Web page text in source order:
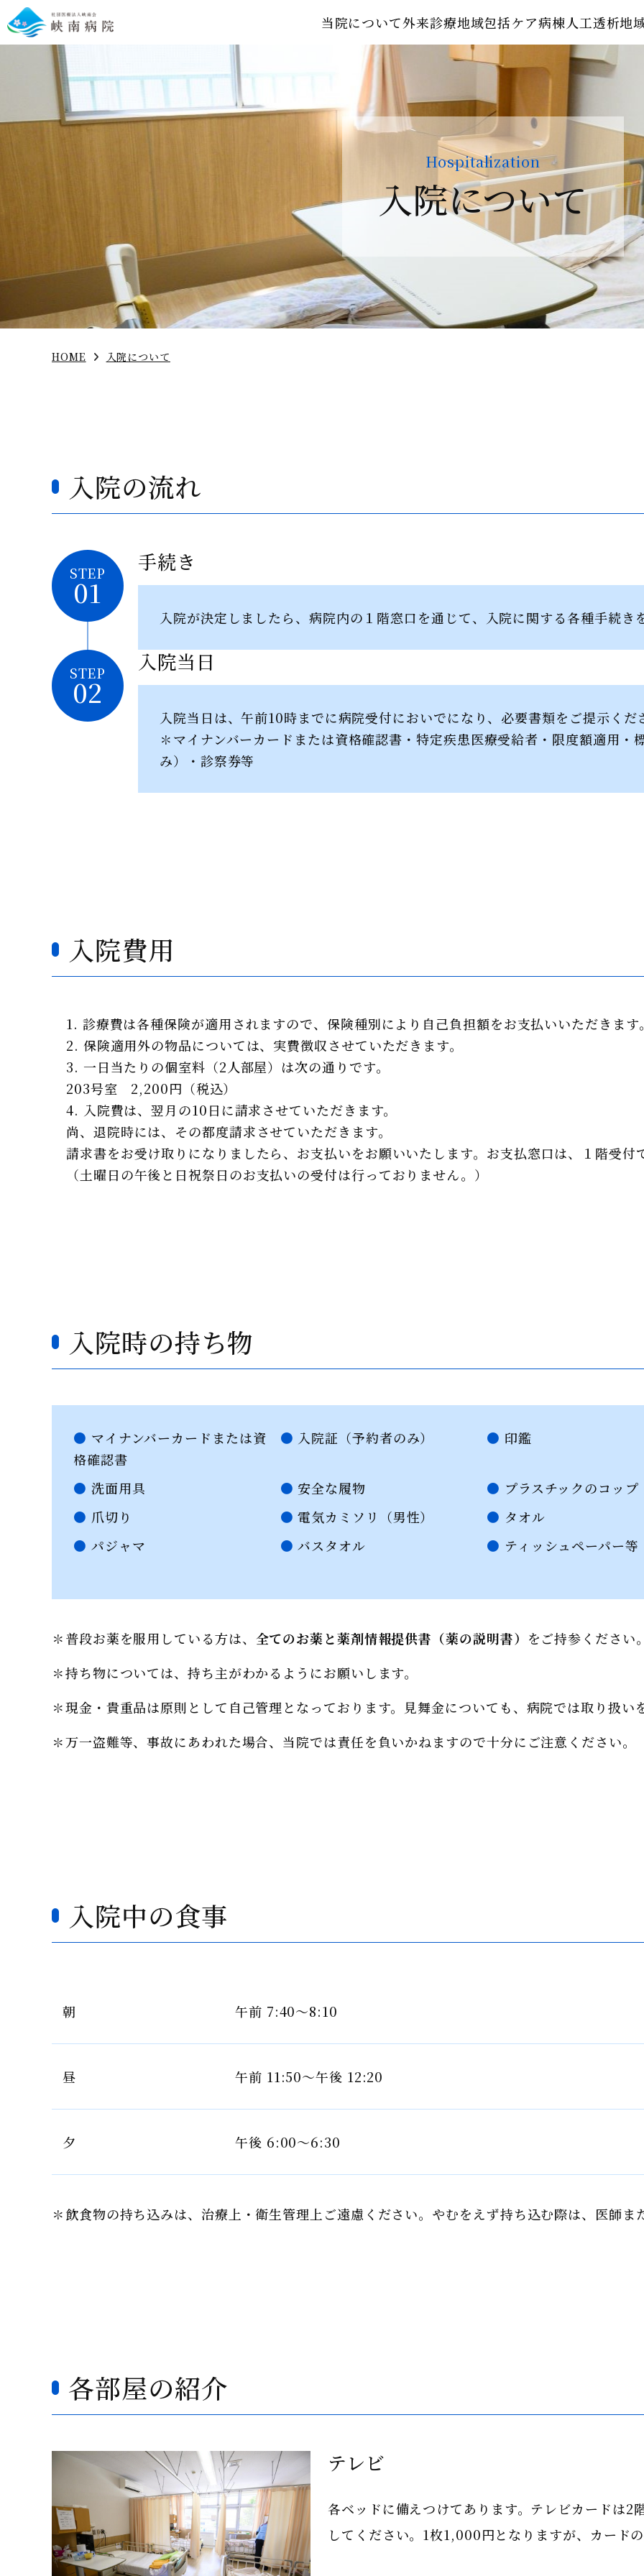
当院について外来診療地域包括ケア病棟人工透析地
入院について
Hospitalization
HOME 入院について
入院の流れ
手続き
入院が決定しましたら、病院内の１階窓口を通じて、入院に関する各種手続き
STEP
01
入院当日
入院当日は、午前10時までに病院受付においでになり、必要書類をご提示くだ
✽マイナンバーカードまたは資格確認書・特定疾患医療受給者・限度額適用・
み）・診察券等
STEP
02
入院費用
診療費は各種保険が適用されますので、保険種別により自己負担額をお支払いいただきます。
保険適用外の物品については、実費徴収させていただきます。
一日当たりの個室料（2人部屋）は次の通りです。
203号室 2,200円（税込）
入院費は、翌月の10日に請求させていただきます。
尚、退院時には、その都度請求させていただきます。
請求書をお受け取りになりましたら、お支払いをお願いいたします。お支払窓口は、１階受付で
（土曜日の午後と日祝祭日のお支払いの受付は行っておりません。）
入院時の持ち物
マイナンバーカードまたは資
格確認書
入院証（予約者のみ） 印鑑
洗面用具 安全な履物 プラスチックのコップ
爪切り
電気カミソリ（男性） タオル
パジャマ
バスタオル ティッシュペーパー等
✽普段お薬を服用している方は、 全てのお薬と薬剤情報提供書（薬の説明書） をご持参ください。
✽持ち物については、持ち主がわかるようにお願いします。
✽現金・貴重品は原則として自己管理となっております。見舞金についても、病院では取り扱い
✽万一盗難等、事故にあわれた場合、当院では責任を負いかねますので十分にご注意ください。
入院中の食事
朝 午前 7:40～8:10
昼 午前 11:50～午後 12:20
夕 午後 6:00～6:30
✽飲食物の持ち込みは、治療上・衛生管理上ご遠慮ください。やむをえず持ち込む際は、医師ま
各部屋の紹介
テレビ
各ベッドに備えつけてあります。テレビカードは2
してください。1枚1,000円となりますが、カード